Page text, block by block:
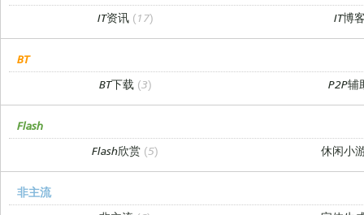
IT资讯 (17) IT博
BT
BT下载 (3) P2P
Flash
Flash欣赏 (5) 休闲小
非主流